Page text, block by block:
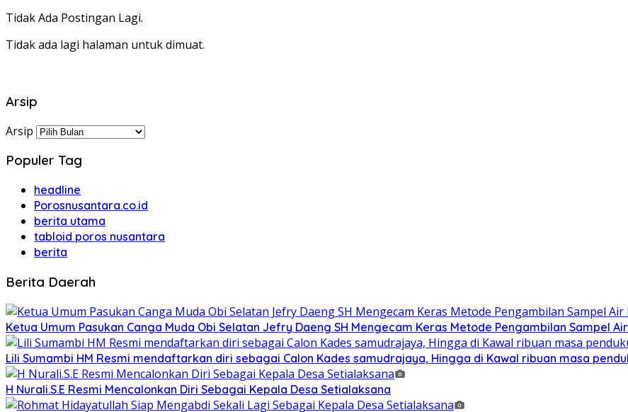
Tidak Ada Postingan Lagi.
Tidak ada lagi halaman untuk dimuat.
Arsip
Arsip
Populer Tag
headline
Porosnusantara.co.id
berita utama
tabloid poros nusantara
berita
Berita Daerah
Ketua Umum Pasukan Canga Muda Obi Selatan Jefry Daeng SH Mengecam Keras Metode Pengambilan Sampel
Lili Sumambi HM Resmi mendaftarkan diri sebagai Calon Kades samudrajaya, Hingga di Kawal ribuan masa
H Nurali.S.E Resmi Mencalonkan Diri Sebagai Kepala Desa Setialaksana